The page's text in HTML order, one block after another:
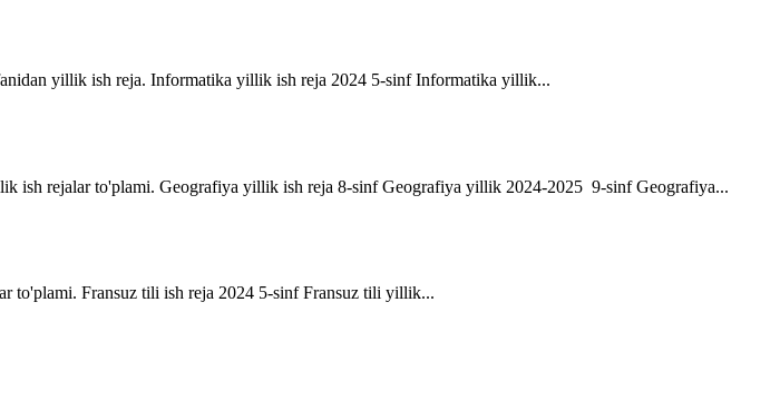
yillik ish reja. Informatika yillik ish reja 2024 5-sinf Informatika yillik...
ish rejalar to'plami. Geografiya yillik ish reja 8-sinf Geografiya yillik 2024-2025 9-sinf Geografiya...
to'plami. Fransuz tili ish reja 2024 5-sinf Fransuz tili yillik...